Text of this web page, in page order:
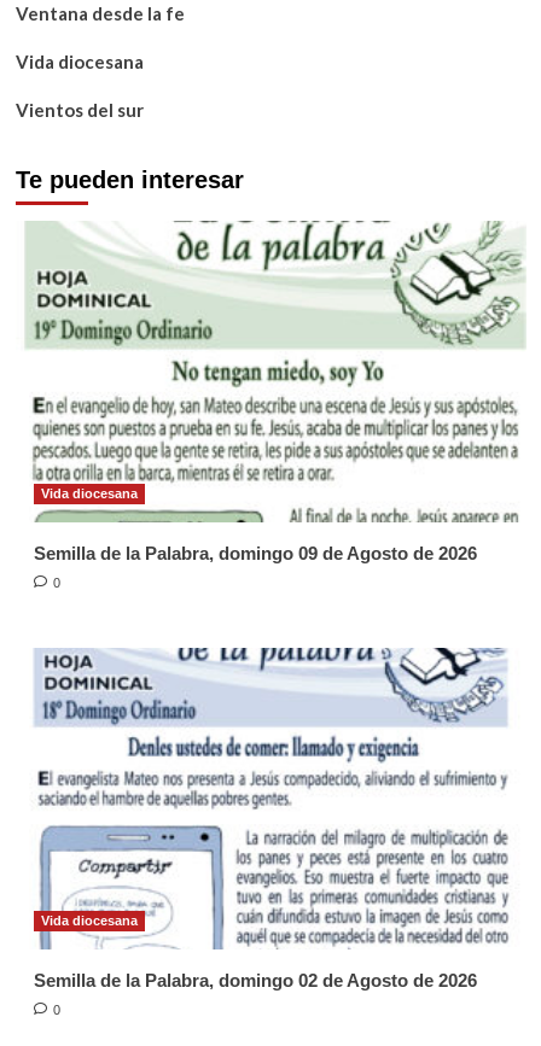
Ventana desde la fe
Vida diocesana
Vientos del sur
Te pueden interesar
Vida diocesana
Semilla de la Palabra, domingo 09 de Agosto de 2026
0
Vida diocesana
Semilla de la Palabra, domingo 02 de Agosto de 2026
0